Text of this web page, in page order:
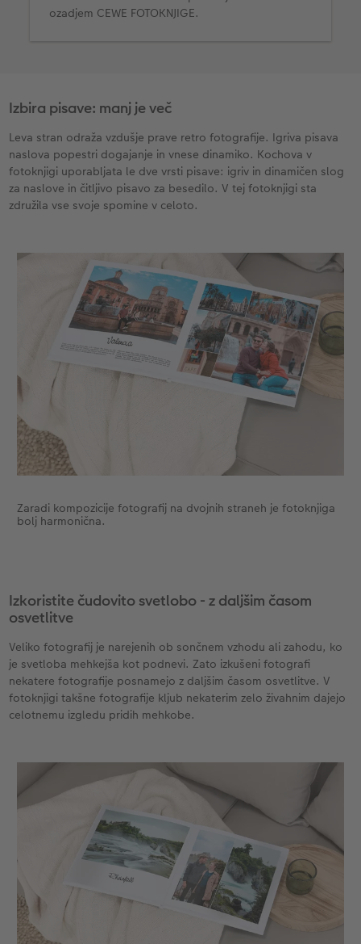
ozadjem CEWE FOTOKNJIGE.
Izbira pisave: manj je več
Leva stran odraža vzdušje prave retro fotografije. Igriva pisava
naslova popestri dogajanje in vnese dinamiko. Kochova v
fotoknjigi uporabljata le dve vrsti pisave: igriv in dinamičen slog
za naslove in čitljivo pisavo za besedilo. V tej fotoknjigi sta
združila vse svoje spomine v celoto.
Zaradi kompozicije fotografij na dvojnih straneh je fotoknjiga
bolj harmonična.
Izkoristite čudovito svetlobo - z daljšim časom
osvetlitve
Veliko fotografij je narejenih ob sončnem vzhodu ali zahodu, ko
je svetloba mehkejša kot podnevi. Zato izkušeni fotografi
nekatere fotografije posnamejo z daljšim časom osvetlitve. V
fotoknjigi takšne fotografije kljub nekaterim zelo živahnim dajejo
celotnemu izgledu pridih mehkobe.